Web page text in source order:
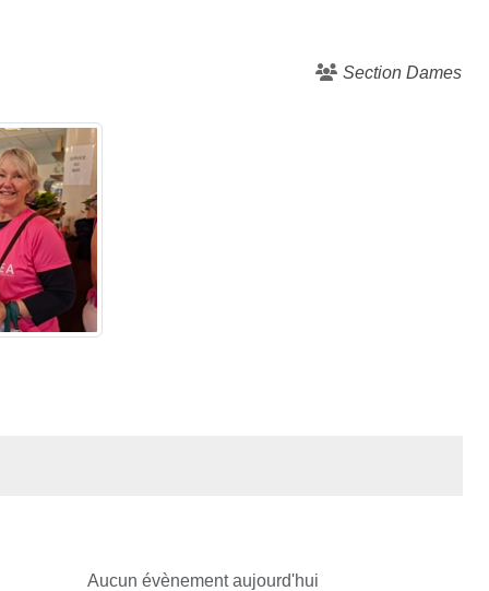
Section Dames
Aucun évènement aujourd'hui